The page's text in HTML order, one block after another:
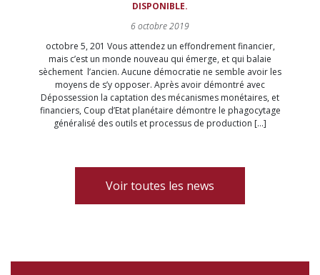
DISPONIBLE.
6 octobre 2019
octobre 5, 201 Vous attendez un effondrement financier,
mais c’est un monde nouveau qui émerge, et qui balaie
sèchement l’ancien. Aucune démocratie ne semble avoir les
moyens de s’y opposer. Après avoir démontré avec
Dépossession la captation des mécanismes monétaires, et
financiers, Coup d’Etat planétaire démontre le phagocytage
généralisé des outils et processus de production […]
Voir toutes les news